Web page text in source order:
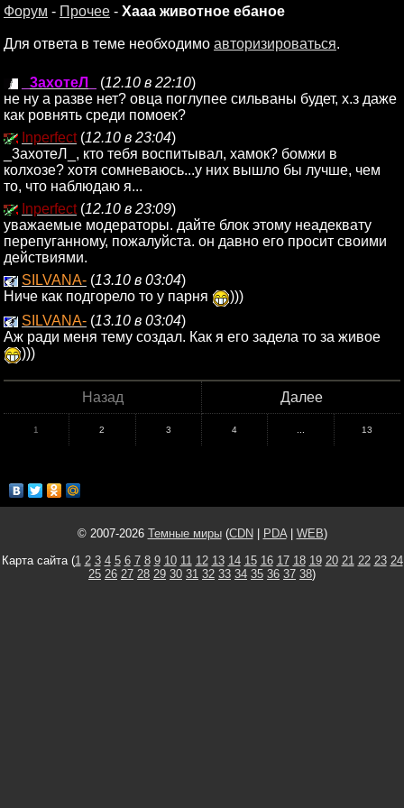
Форум - Прочее - Xaaa животное ебаное
Для ответа в теме необходимо авторизироваться.
_3ахотеЛ_ (12.10 в 22:10)
не ну а разве нет? овца поглупее сильваны будет, х.з даже
как ровнять среди помоек?
Inperfect(12.10 в 23:04)
_3ахотеЛ_, кто тебя воспитывал, хамок? бомжи в
колхозе? хотя сомневаюсь...у них вышло бы лучше, чем
то, что наблюдаю я...
Inperfect(12.10 в 23:09)
уважаемые модераторы. дайте блок этому неадеквату
перепуганному, пожалуйста. он давно его просит своими
действиями.
SILVANA- (13.10 в 03:04)
Ниче как подгорело то у парня
)))
SILVANA- (13.10 в 03:04)
Аж ради меня тему создал. Как я его задела то за живое
)))
Назад Далее
1 2 3 4 13
© 2007-2026 Темные миры(CDN PDA| WEB)
Карта сайта (1 2 3 4 5 6 7 8 9 10 11 12 13 14 15 16 17 18 19 20 21 22 23 24
25 26 27 28 29 30 31 32 33 34 35 36 37 38)